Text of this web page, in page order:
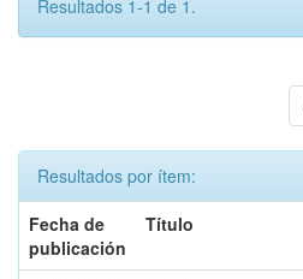
Resultados 1-1 de 1.
Resultados por ítem:
Fecha de
publicación
Título